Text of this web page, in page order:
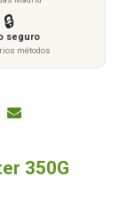
🔒
seguro
métodos
350G